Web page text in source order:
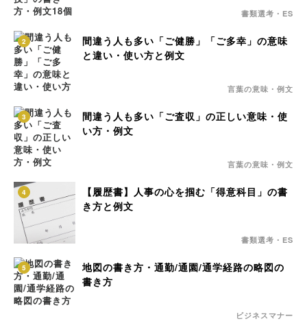
書類選考・ES
2
間違う人も多い「ご健勝」「ご多幸」の意味
と違い・使い方と例文
言葉の意味・例文
3
間違う人も多い「ご査収」の正しい意味・使
い方・例文
言葉の意味・例文
4
【履歴書】人事の心を掴む「得意科目」の書
き方と例文
書類選考・ES
5
地図の書き方・通勤/通園/通学経路の略図の
書き方
ビジネスマナー